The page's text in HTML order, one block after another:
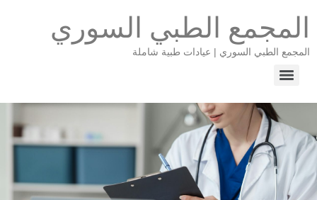
المجمع الطبي السوري
المجمع الطبي السوري | عيادات طبية شاملة